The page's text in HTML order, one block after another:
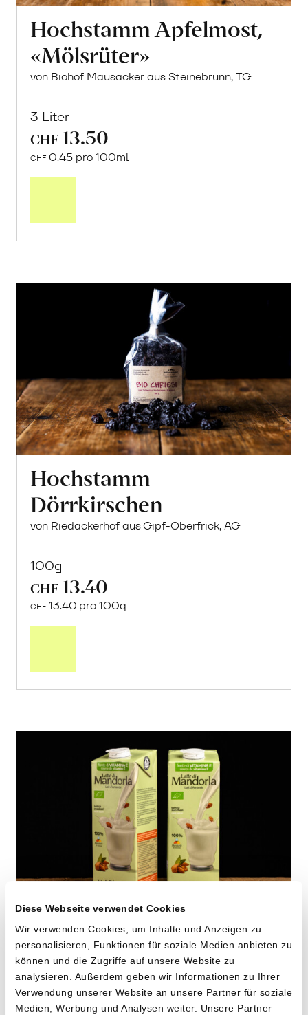
Diese Webseite verwendet Cookies
Wir verwenden Cookies, um Inhalte und Anzeigen zu
personalisieren, Funktionen für soziale Medien anbieten zu
können und die Zugriffe auf unsere Website zu
analysieren. Außerdem geben wir Informationen zu Ihrer
Verwendung unserer Website an unsere Partner für soziale
Medien, Werbung und Analysen weiter. Unsere Partner
Hochstamm Apfelmost,
«Mölsrüter»
von Biohof Mausacker aus Steinebrunn, TG
3 Liter
CHF 13.50
CHF 0.45 pro 100ml
Hochstamm
Dörrkirschen
von Riedackerhof aus Gipf-Oberfrick, AG
100g
CHF 13.40
CHF 13.40 pro 100g
Mandeldrink pur
von Cooperativa Valdibella aus Camporeale,
Sizilien
2 x 1l